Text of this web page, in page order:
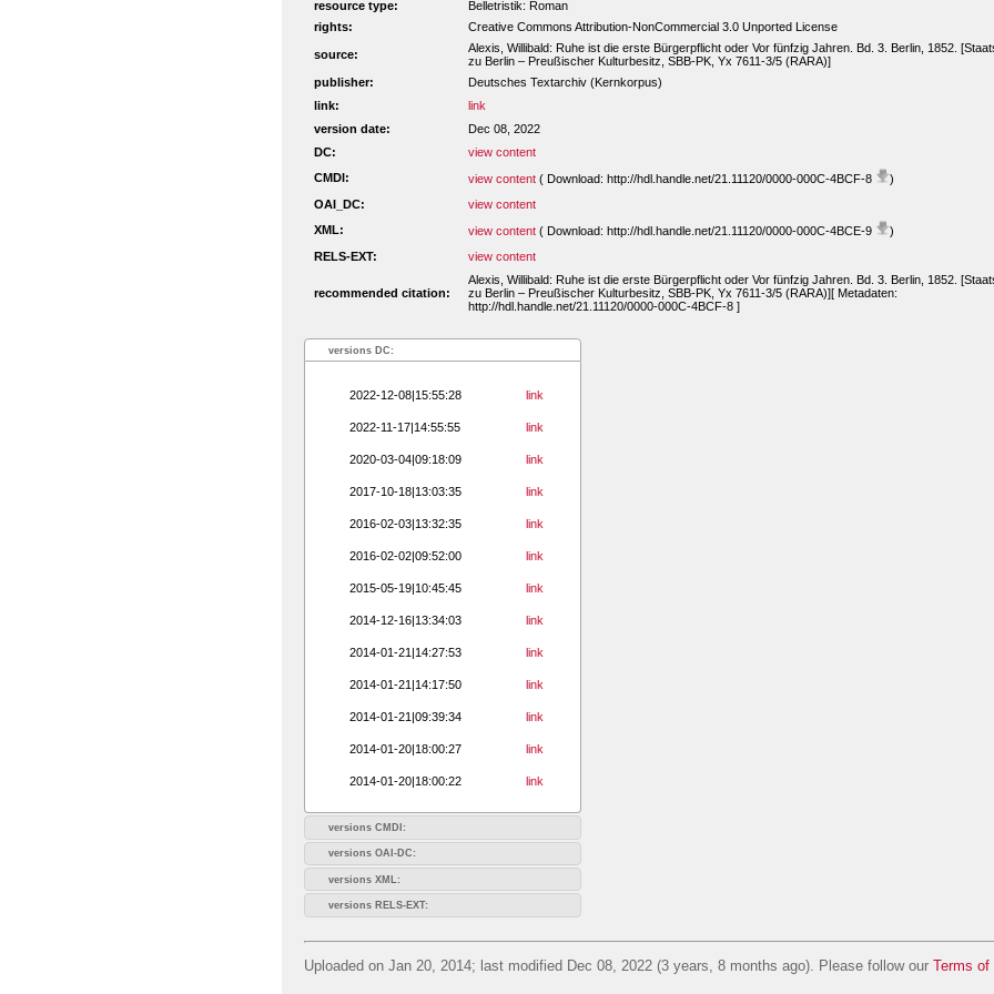
resource type:
Belletristik: Roman
rights:
Creative Commons Attribution-NonCommercial 3.0 Unported License
source:
Alexis, Willibald: Ruhe ist die erste Bürgerpflicht oder Vor fünfzig Jahren. Bd. 3. Berlin, 1852.
zu Berlin – Preußischer Kulturbesitz, SBB-PK, Yx 7611-3/5 (RARA)]
publisher:
Deutsches Textarchiv (Kernkorpus)
link:
link
version date:
Dec 08, 2022
DC:
view content
CMDI:
view content ( Download: http://hdl.handle.net/21.11120/0000-000C-4BCF-8
)
OAI_DC:
view content
XML:
view content ( Download: http://hdl.handle.net/21.11120/0000-000C-4BCE-9
)
RELS-EXT:
view content
recommended citation:
Alexis, Willibald: Ruhe ist die erste Bürgerpflicht oder Vor fünfzig Jahren. Bd. 3. Berlin, 1852.
zu Berlin – Preußischer Kulturbesitz, SBB-PK, Yx 7611-3/5 (RARA)][ Metadaten:
http://hdl.handle.net/21.11120/0000-000C-4BCF-8 ]
versions DC:
2022-12-08|15:55:28 link
2022-11-17|14:55:55 link
2020-03-04|09:18:09 link
2017-10-18|13:03:35 link
2016-02-03|13:32:35 link
2016-02-02|09:52:00 link
2015-05-19|10:45:45 link
2014-12-16|13:34:03 link
2014-01-21|14:27:53 link
2014-01-21|14:17:50 link
2014-01-21|09:39:34 link
2014-01-20|18:00:27 link
2014-01-20|18:00:22 link
versions CMDI:
versions OAI-DC:
versions XML:
versions RELS-EXT:
Uploaded on Jan 20, 2014; last modified Dec 08, 2022 (3 years, 8 months ago). Please follow our Terms of